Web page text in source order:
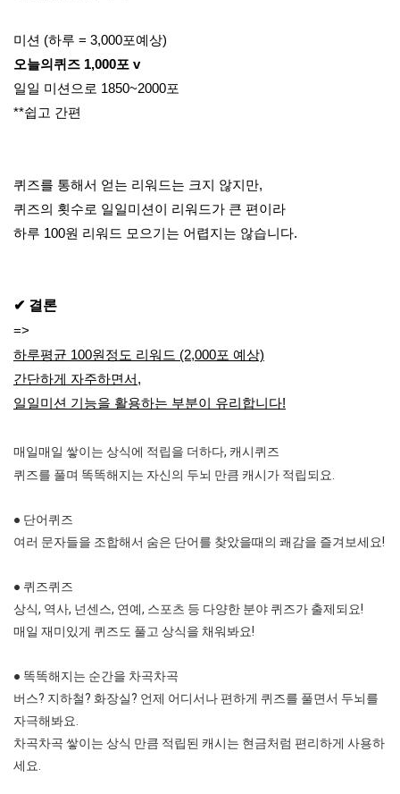
미션 (하루 = 3,000포예상)
오늘의퀴즈 1,000포 v
일일 미션으로 1850~2000포
**쉽고 간편
퀴즈를 통해서 얻는 리워드는 크지 않지만,
퀴즈의 횟수로 일일미션이 리워드가 큰 편이라
하루 100원 리워드 모으기는 어렵지는 않습니다.
✔ 결론
=>
하루평균 100원정도 리워드 (2,000포 예상)
간단하게 자주하면서,
일일미션 기능을 활용하는 부분이 유리합니다!
매일매일 쌓이는 상식에 적립을 더하다, 캐시퀴즈
퀴즈를 풀며 똑똑해지는 자신의 두뇌 만큼 캐시가 적립되요.
● 단어퀴즈
여러 문자들을 조합해서 숨은 단어를 찾았을때의 쾌감을 즐겨보세요!
● 퀴즈퀴즈
상식, 역사, 넌센스, 연예, 스포츠 등 다양한 분야 퀴즈가 출제되요!
매일 재미있게 퀴즈도 풀고 상식을 채워봐요!
● 똑똑해지는 순간을 차곡차곡
버스? 지하철? 화장실? 언제 어디서나 편하게 퀴즈를 풀면서 두뇌를
자극해봐요.
차곡차곡 쌓이는 상식 만큼 적립된 캐시는 현금처럼 편리하게 사용하
세요.